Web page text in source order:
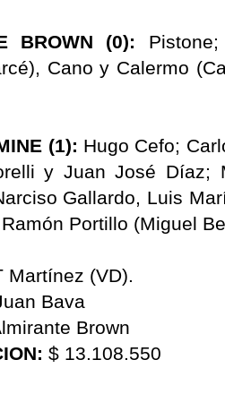
BROWN (0):
Cano y Calermo
(1): Hugo Cefo;
y Juan José Díaz;
Gallardo, Luis
Portillo (Miguel
Martínez (VD).
Bava
Brown
$ 13.108.550